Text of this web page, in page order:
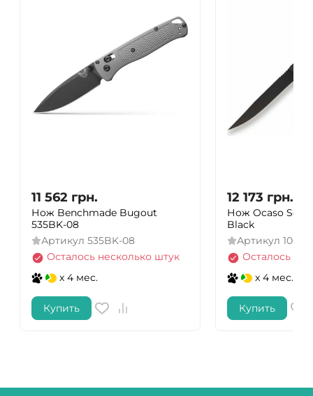
11 562 грн.
Нож Benchmade Bugout
535BK-08
Артикул 535BK-08
Осталось несколько штук
x 4 мес.
Купить
12 173 грн.
Нож Ocaso
Black
Артикул 10CTB
Осталось
x 4 мес.
Купить